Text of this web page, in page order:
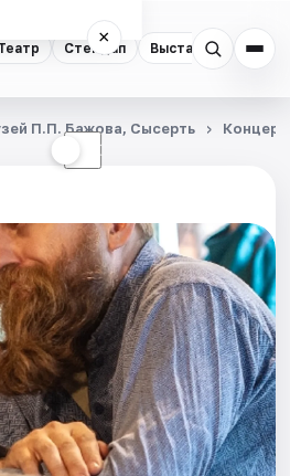
Стендап Выставки
×
☾
П.П. Бажова, Сысерть